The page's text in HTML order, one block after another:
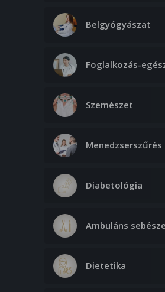
Aknés hegek kezelése –
III és és aktív pattanások
532nm
- Orr
50. 000 Ft
- Orcák
75. 000 Ft
- Orr + orcák
85. 000 Ft
- Teljes arc
90. 000 Ft
- Nyak
50. 000 Ft
- Frontális régió - homlok
50. 000 Ft
Belgyógyászat
Foglalkozás-
Szemészet
Menedzserszűrés
Diabetológia
Ambuláns
Dietetika